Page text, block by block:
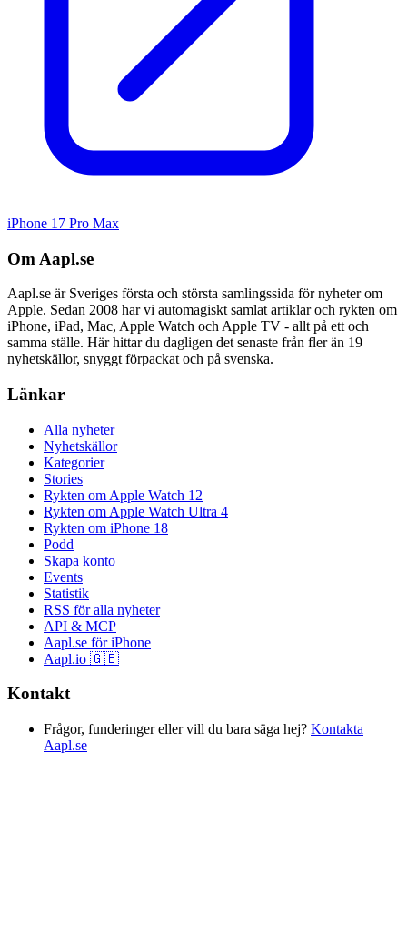
iPhone 17 Pro Max
Om Aapl.se
Aapl.se är Sveriges första och största samlingssida för nyheter om
Apple. Sedan 2008 har vi automagiskt samlat artiklar och rykten om
iPhone, iPad, Mac, Apple Watch och Apple TV - allt på ett och
samma ställe. Här hittar du dagligen det senaste från fler än 19
nyhetskällor, snyggt förpackat och på svenska.
Länkar
Alla nyheter
Nyhetskällor
Kategorier
Stories
Rykten om Apple Watch 12
Rykten om Apple Watch Ultra 4
Rykten om iPhone 18
Podd
Skapa konto
Events
Statistik
RSS för alla nyheter
API & MCP
Aapl.se för iPhone
Aapl.io 🇬🇧
Kontakt
Frågor, funderinger eller vill du bara säga hej? Kontakta
Aapl.se